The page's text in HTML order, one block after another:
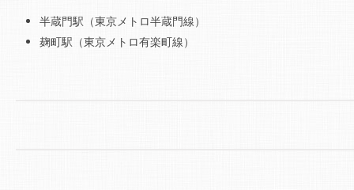
半蔵門駅（東京メトロ半蔵門線）
麹町駅（東京メトロ有楽町線）